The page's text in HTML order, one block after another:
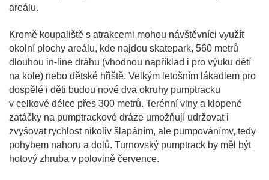
areálu.
Kromě koupaliště s atrakcemi mohou návštěvníci využít
okolní plochy areálu, kde najdou skatepark, 560 metrů
dlouhou in-line dráhu (vhodnou například i pro výuku dětí
na kole) nebo dětské hřiště. Velkým letošním lákadlem pro
dospělé i děti budou nové dva okruhy pumptracku
v celkové délce přes 300 metrů. Terénní vlny a klopené
zatáčky na pumptrackové dráze umožňují udržovat i
zvyšovat rychlost nikoliv šlapáním, ale pumpovánímv, tedy
pohybem nahoru a dolů. Turnovský pumptrack by měl být
hotový zhruba v polovině července.